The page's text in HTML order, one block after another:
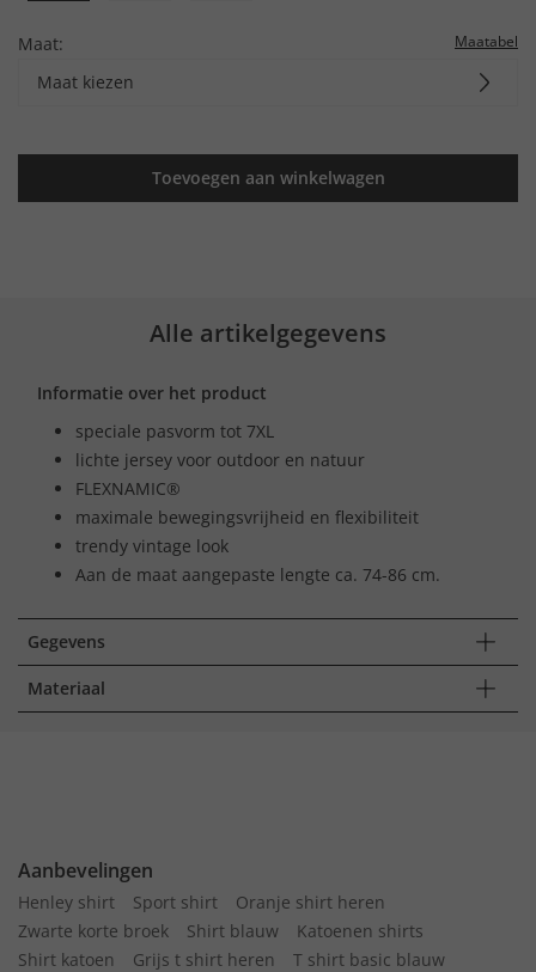
Maat: Maatabel
Maat kiezen
Toevoegen aan winkelwagen
Alle artikelgegevens
Informatie over het product
speciale pasvorm tot 7XL
lichte jersey voor outdoor en natuur
FLEXNAMIC®
maximale bewegingsvrijheid en flexibiliteit
trendy vintage look
Aan de maat aangepaste lengte ca. 74-86 cm.
Gegevens
Materiaal
Aanbevelingen
Henley shirt Sport shirt
Oranje shirt heren
Zwarte korte broek
Shirt blauw
Katoenen shirts
Shirt katoen
Grijs t shirt heren
T shirt basic blauw